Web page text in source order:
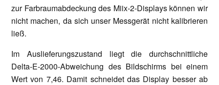
zur Farbraumabdeckung des Miix-2-Displays können wir
nicht machen, da sich unser Messgerät nicht kalibrieren
ließ.
Im Auslieferungszustand liegt die durchschnittliche
Delta-E-2000-Abweichung des Bildschirms bei einem
Wert von 7,46. Damit schneidet das Display besser ab